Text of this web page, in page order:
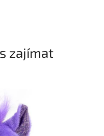
zajímat